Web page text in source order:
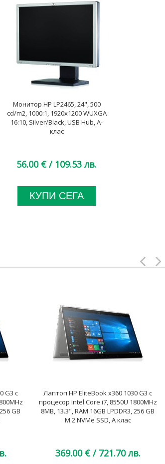
Монитор HP LP2465, 24", 500
cd/m2, 1000:1, 1920x1200 WUXGA
16:10, Silver/Black, USB Hub, A-
клас
56.00 € / 109.53 лв.
КУПИ СЕГА
G3 с
GB
Лаптоп HP EliteBook x360 1030 G3 с
процесор Intel Core i7, 8550U 1800MHz
8MB, 13.3", RAM 16GB LPDDR3, 256 GB
M.2 NVMe SSD, A клас
369.00 €/ 721.70 лв.